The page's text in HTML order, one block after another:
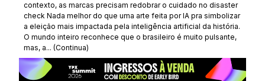
contexto, as marcas precisam redobrar o cuidado no disaster
check Nada melhor do que uma arte feita por IA pra simbolizar
a eleição mais impactada pela inteligência artificial da história.
O mundo inteiro reconhece que o brasileiro é muito pulsante,
mas, a... (Continua)